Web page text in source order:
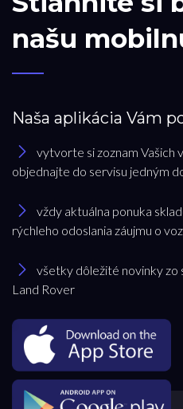
našu
Naša aplikácia Vám
vytvorte si zoznam Vašich
objednajte do servisu jedným
vždy aktuálna ponuka
rýchleho odoslania záujmu o
všetky dôležité novinky zo
Land Rover